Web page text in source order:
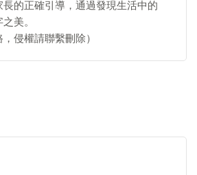
的正確引導，通過發現生活中的
美。
，侵權請聯繫刪除）